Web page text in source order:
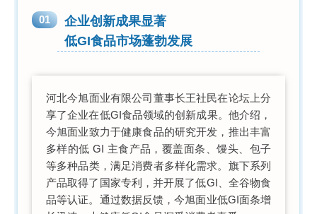
01
企业创新成果显著
低GI食品市场蓬勃发展
河北今旭面业有限公司董事长王社民在论坛上分
享了企业在低GI食品领域的创新成果。他介绍，
今旭面业致力于健康食品的研究开发，推出丰富
多样的低 GI 主食产品，覆盖面条、馒头、包子
等多种品类，满足消费者多样化需求。旗下系列
产品取得了国家专利，并开展了低GI、全谷物食
品等认证。通过数据反馈，今旭面业低GI面条增